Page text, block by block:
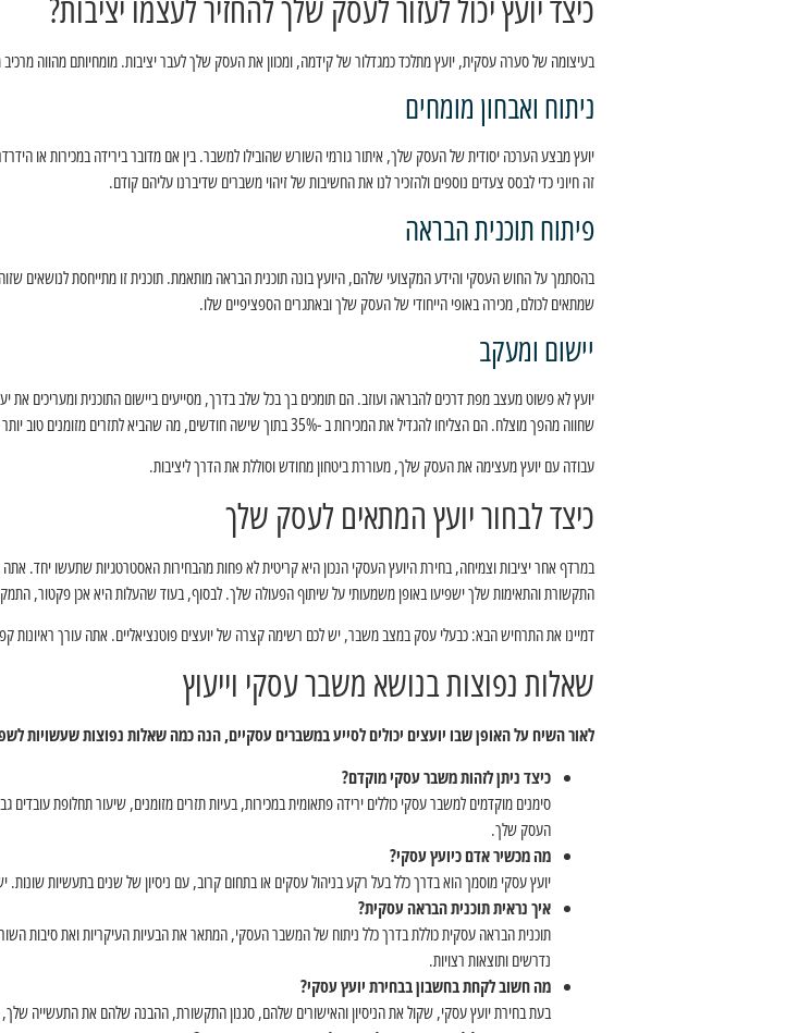
בעיצומה של סערה עסקית, יועץ מתלכד כמגדלור של קידמה, ומכוון את העסק שלך לעבר יציבות. מומחיותם מהווה מרכיב
ניתוח ואבחון מומחים
יועץ מבצע הערכה יסודית של העסק שלך, איתור גורמי השורש שהובילו למשבר. בין אם מדובר בירידה במכירות או
זה חיוני כדי לבסס צעדים נוספים ולהזכיר לנו את החשיבות של זיהוי משברים שדיברנו עליהם קודם.
פיתוח תוכנית הבראה
בהסתמך על החוש העסקי והידע המקצועי שלהם, היועץ בונה תוכנית הבראה מותאמת. תוכנית זו מתייחסת לנושאים
שמתאים לכולם, מכירה באופי הייחודי של העסק שלך ובאתגרים הספציפיים שלו.
יישום ומעקב
יועץ לא פשוט מעצב מפת דרכים להבראה ועוזב. הם תומכים בך בכל שלב בדרך, מסייעים ביישום התוכנית ומעריכים
שחווה מהפך מוצלח. הם הצליחו להגדיל את המכירות ב -35% בתוך שישה חודשים, מה שהביא לתזרים מזומנים טוב יותר ושביעות רצון משופרת של הלקוחות.
עבודה עם יועץ מעצימה את העסק שלך, מעוררת ביטחון מחודש וסוללת את הדרך ליציבות.
כיצד לבחור יועץ המתאים לעסק שלך
במרדף אחר יציבות וצמיחה, בחירת היועץ העסקי הנכון היא קריטית לא פחות מהבחירות האסטרטגיות שתעשו יחד.
התקשורת והתאימות שלך ישפיעו באופן משמעותי על שיתוף הפעולה שלך. לבסוף, בעוד שהעלות היא אכן פקטור,
דמיינו את התרחיש הבא: כבעלי עסק במצב משבר, יש לכם רשימה קצרה של יועצים פוטנציאליים. אתה עורך ראיונות
שאלות נפוצות בנושא משבר עסקי וייעוץ
לאור השיח על האופן שבו יועצים יכולים לסייע במשברים עסקיים, הנה כמה שאלות נפוצות שעשויות
כיצד ניתן לזהות משבר עסקי מוקדם?
סימנים מוקדמים למשבר עסקי כוללים ירידה פתאומית במכירות, בעיות תזרים מזומנים, שיעור תחלופת עובדים
העסק שלך.
מה מכשיר אדם כיועץ עסקי?
יועץ עסקי מוסמך הוא בדרך כלל בעל רקע בניהול עסקים או בתחום קרוב, עם ניסיון של שנים בתעשיות
איך נראית תוכנית הבראה עסקית?
תוכנית הבראה עסקית כוללת בדרך כלל ניתוח של המשבר העסקי, המתאר את הבעיות העיקריות ואת סיבות
נדרשים ותוצאות רצויות.
מה חשוב לקחת בחשבון בבחירת יועץ עסקי?
בעת בחירת יועץ עסקי, שקול את הניסיון והאישורים שלהם, סגנון התקשורת, ההבנה שלהם את התעשייה